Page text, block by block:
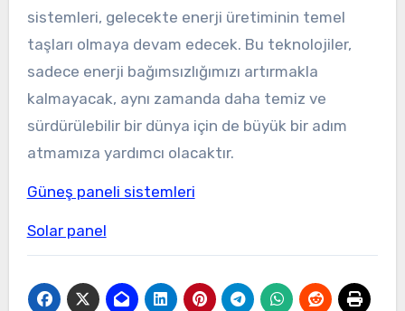
sistemleri, gelecekte enerji üretiminin temel
taşları olmaya devam edecek. Bu teknolojiler,
sadece enerji bağımsızlığımızı artırmakla
kalmayacak, aynı zamanda daha temiz ve
sürdürülebilir bir dünya için de büyük bir adım
atmamıza yardımcı olacaktır.
Güneş paneli sistemleri
Solar panel